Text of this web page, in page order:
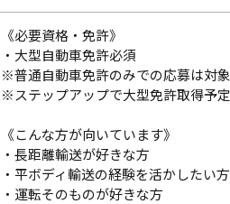
《必要資格・免許》
・大型自動車免許必須
※普通自動車免許のみでの応募は対象
※ステップアップで大型免許取得予
《こんな方が向いています》
・長距離輸送が好きな方
・平ボディ輸送の経験を活かしたい方
・運転そのものが好きな方